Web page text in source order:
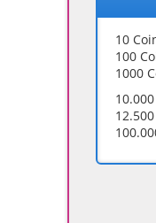
10
100
1000